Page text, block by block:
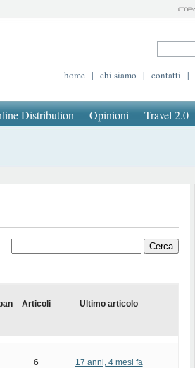
home | chi siamo | contatti |
Distribution Opinioni Travel 2.0
Articoli Ultimo articolo
6 17 anni, 4 mesi fa